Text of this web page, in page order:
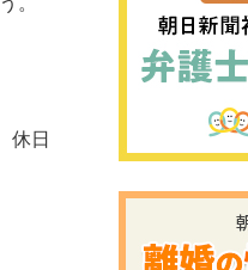
休日